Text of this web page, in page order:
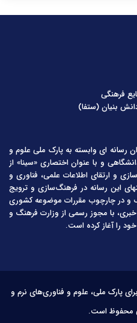
فرهنگی
بنیان (ستفا)
رسانه ای وابسته به پارک ملی علوم و
و با عنوان اختصاری «سینا» از
آگاه سازی و ارتقای اطلاعات علمی، فناوری و
این رسانه در فرهنگ‌سازی و ترویج
و در چارچوب مقررات موضوعه کشوری
با مجوز رسمی از وزارت فرهنگ و
پارک ملی، علوم و فناوری‌های نرم و
محفوظ است.